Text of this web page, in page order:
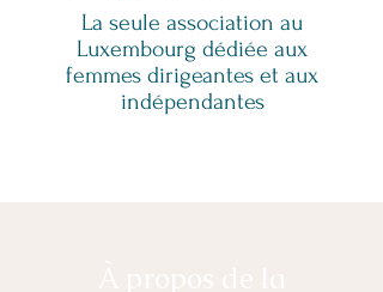
La seule association au
Luxembourg dédiée aux
femmes dirigeantes et aux
indépendantes